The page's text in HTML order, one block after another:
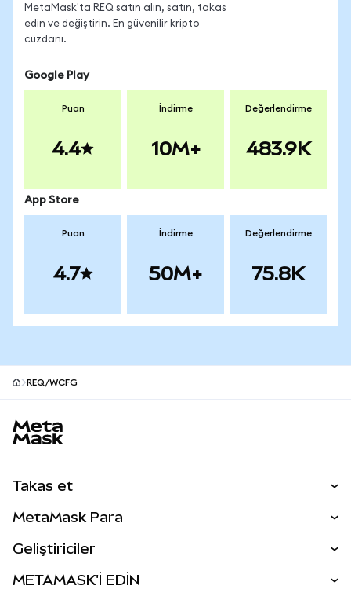
MetaMask'ta REQ satın alın, satın, takas
edin ve değiştirin. En güvenilir kripto
cüzdanı.
Google Play
Puan
4.4
İndirme
10M+
Değerlendirme
483.9K
App Store
Puan
4.7
İndirme
50M+
Değerlendirme
75.8K
REQ/WCFG
Takas et
Perps
MetaMask Para
Geliştiriciler
METAMASK'İ EDİN